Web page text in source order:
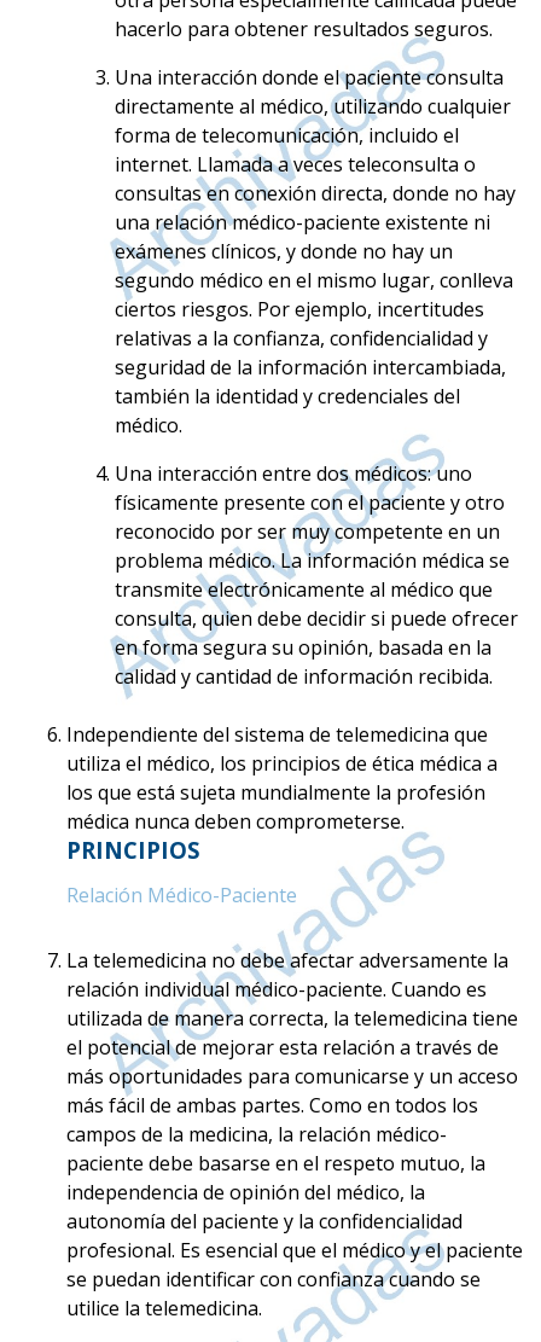
hacerlo para obtener resultados seguros.
Una interacción donde el paciente consulta
directamente al médico, utilizando cualquier
forma de telecomunicación, incluido el
internet. Llamada a veces teleconsulta o
consultas en conexión directa, donde no hay
una relación médico-paciente existente ni
exámenes clínicos, y donde no hay un
segundo médico en el mismo lugar, conlleva
ciertos riesgos. Por ejemplo, incertitudes
relativas a la confianza, confidencialidad y
seguridad de la información intercambiada,
también la identidad y credenciales del
médico.
Una interacción entre dos médicos: uno
físicamente presente con el paciente y otro
reconocido por ser muy competente en un
problema médico. La información médica se
transmite electrónicamente al médico que
consulta, quien debe decidir si puede ofrecer
en forma segura su opinión, basada en la
calidad y cantidad de información recibida.
Independiente del sistema de telemedicina que
utiliza el médico, los principios de ética médica a
los que está sujeta mundialmente la profesión
médica nunca deben comprometerse.
PRINCIPIOS
Relación Médico-Paciente
La telemedicina no debe afectar adversamente la
relación individual médico-paciente. Cuando es
utilizada de manera correcta, la telemedicina tiene
el potencial de mejorar esta relación a través de
más oportunidades para comunicarse y un acceso
más fácil de ambas partes. Como en todos los
campos de la medicina, la relación médico-
paciente debe basarse en el respeto mutuo, la
independencia de opinión del médico, la
autonomía del paciente y la confidencialidad
profesional. Es esencial que el médico y el paciente
se puedan identificar con confianza cuando se
utilice la telemedicina.